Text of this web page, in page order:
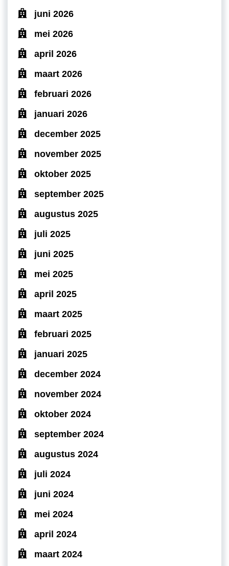
juni 2026
mei 2026
april 2026
maart 2026
februari 2026
januari 2026
december 2025
november 2025
oktober 2025
september 2025
augustus 2025
juli 2025
juni 2025
mei 2025
april 2025
maart 2025
februari 2025
januari 2025
december 2024
november 2024
oktober 2024
september 2024
augustus 2024
juli 2024
juni 2024
mei 2024
april 2024
maart 2024